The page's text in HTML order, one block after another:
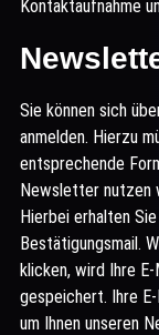
Kontaktaufnahme
Sie können sich
anmelden. Hierzu
entsprechende
Newsletter nutzen
Hierbei erhalten
Bestätigungsmail.
klicken, wird Ihre
gespeichert. Ihre
um Ihnen unseren